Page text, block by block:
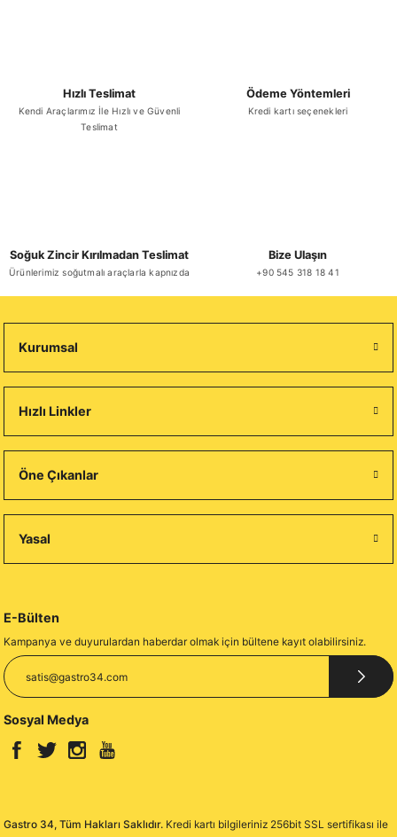
Hızlı Teslimat
Kendi Araçlarımız İle Hızlı ve Güvenli
Teslimat
Ödeme Yöntemleri
Kredi kartı seçenekleri
Soğuk Zincir Kırılmadan Teslimat
Ürünlerimiz soğutmalı araçlarla kapnızda
Bize Ulaşın
+90 545 318 18 41
Kurumsal
Hızlı Linkler
Öne Çıkanlar
Yasal
E-Bülten
Kampanya ve duyurulardan haberdar olmak için bültene kayıt olabilirsiniz.
Sosyal Medya
Gastro 34, Tüm Hakları Saklıdır. Kredi kartı bilgileriniz 256bit SSL sertifikası ile